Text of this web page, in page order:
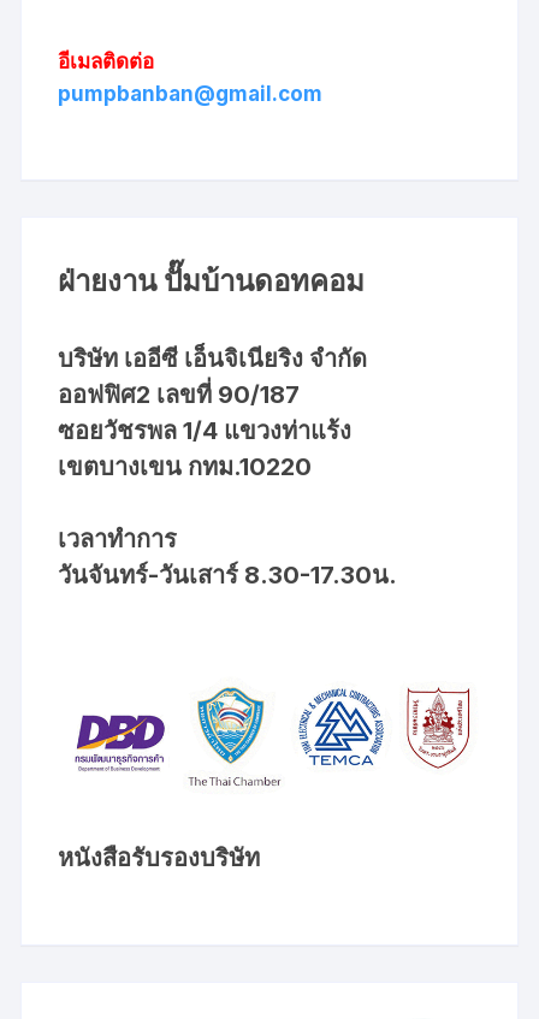
อีเมลติดต่อ
pumpbanban@gmail.com
ฝ่ายงาน ปั๊มบ้านดอทคอม
บริษัท เออีซี เอ็นจิเนียริง จำกัด
ออฟฟิศ2 เลขที่ 90/187
ซอยวัชรพล 1/4 แขวงท่าแร้ง
เขตบางเขน กทม.10220
เวลาทำการ
วันจันทร์-วันเสาร์ 8.30-17.30น.
หนังสือรับรองบริษัท